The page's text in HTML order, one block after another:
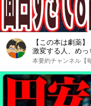
【この本は劇薬
激変する人、めっ
から。教養として
本要約チャンネル【